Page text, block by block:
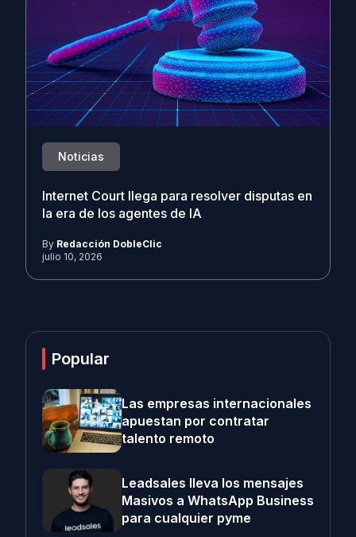
Noticias
Internet Court llega para resolver disputas en
la era de los agentes de IA
By Redacción DobleClic
julio 10, 2026
Popular
Las empresas internacionales
apuestan por contratar
talento remoto
Leadsales lleva los mensajes
Masivos a WhatsApp Business
para cualquier pyme